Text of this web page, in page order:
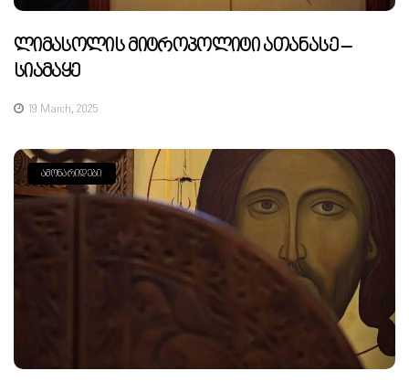
Ლიმასოლის Მიტროპოლიტი Ათანასე –
Სიამაყე
19 March, 2025
ᲐᲛᲝᲜᲐᲠᲘᲓᲔᲑᲘ